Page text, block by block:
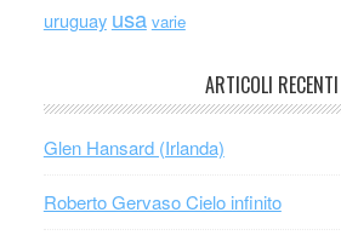
uruguay usa varie
ARTICOLI RECENTI
Glen Hansard (Irlanda)
Roberto Gervaso Cielo infinito